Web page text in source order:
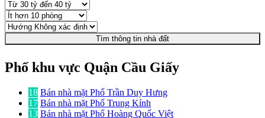
Tìm thông tin nhà đất
Phố khu vực Quận Cầu Giấy
18 Bán nhà mặt Phố Trần Duy Hưng
17 Bán nhà mặt Phố Trung Kính
13 Bán nhà mặt Phố Hoàng Quốc Việt